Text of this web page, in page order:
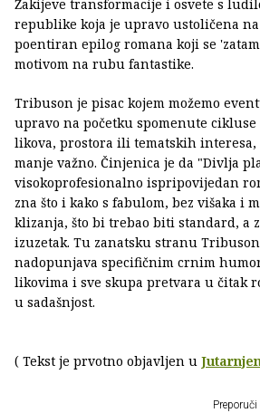
Žakijeve transformacije i osvete s
republike koja je upravo ustoličena
poentiran epilog romana koji se
motivom na rubu fantastike.
Tribuson je pisac kojem možemo
upravo na početku spomenute
likova, prostora ili tematskih interesa,
manje važno. Činjenica je da "Divlja
visokoprofesionalno ispripovijedan
zna što i kako s fabulom, bez višaka i
klizanja, što bi trebao biti standard, a
izuzetak. Tu zanatsku stranu
nadopunjava specifičnim crnim
likovima i sve skupa pretvara u čitak
u sadašnjost.
( Tekst je prvotno objavljen u